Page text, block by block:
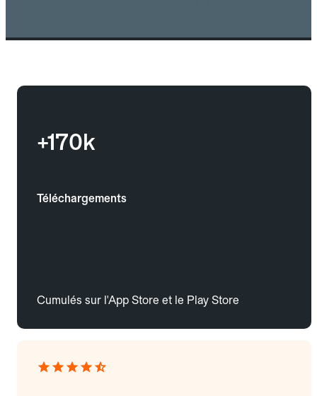
+170k
Téléchargements
Cumulés sur l'App Store et le Play Store